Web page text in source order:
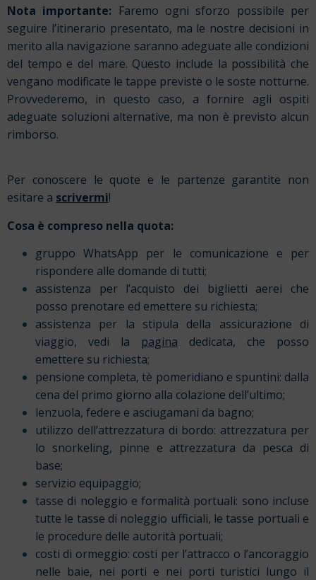
Nota importante: Faremo ogni sforzo possibile per
seguire l’itinerario presentato, ma le nostre decisioni in
merito alla navigazione saranno adeguate alle condizioni
del tempo e del mare. Questo include la possibilità che
vengano modificate le tappe previste o le soste notturne.
Provvederemo, in questo caso, a fornire agli ospiti
adeguate soluzioni alternative, ma non è previsto alcun
rimborso.
Per conoscere le quote e le partenze garantite non
esitare a scrivermi!
Cosa è compreso nella quota:
gruppo WhatsApp per le comunicazione e per
rispondere alle domande di tutti;
assistenza per l’acquisto dei biglietti aerei che
posso prenotare ed emettere su richiesta;
assistenza per la stipula della assicurazione di
viaggio, vedi la pagina dedicata, che posso
emettere su richiesta;
pensione completa, tè pomeridiano e spuntini: dalla
cena del primo giorno alla colazione dell’ultimo;
lenzuola, federe e asciugamani da bagno;
utilizzo dell’attrezzatura di bordo: attrezzatura per
lo snorkeling, pinne e attrezzatura da pesca di
base;
servizio equipaggio;
tasse di noleggio e formalità portuali: sono incluse
tutte le tasse di noleggio ufficiali, le tasse portuali e
le procedure delle autorità portuali;
costi di ormeggio: costi per l’attracco o l’ancoraggio
nelle baie, nei porti e nei porti turistici lungo il